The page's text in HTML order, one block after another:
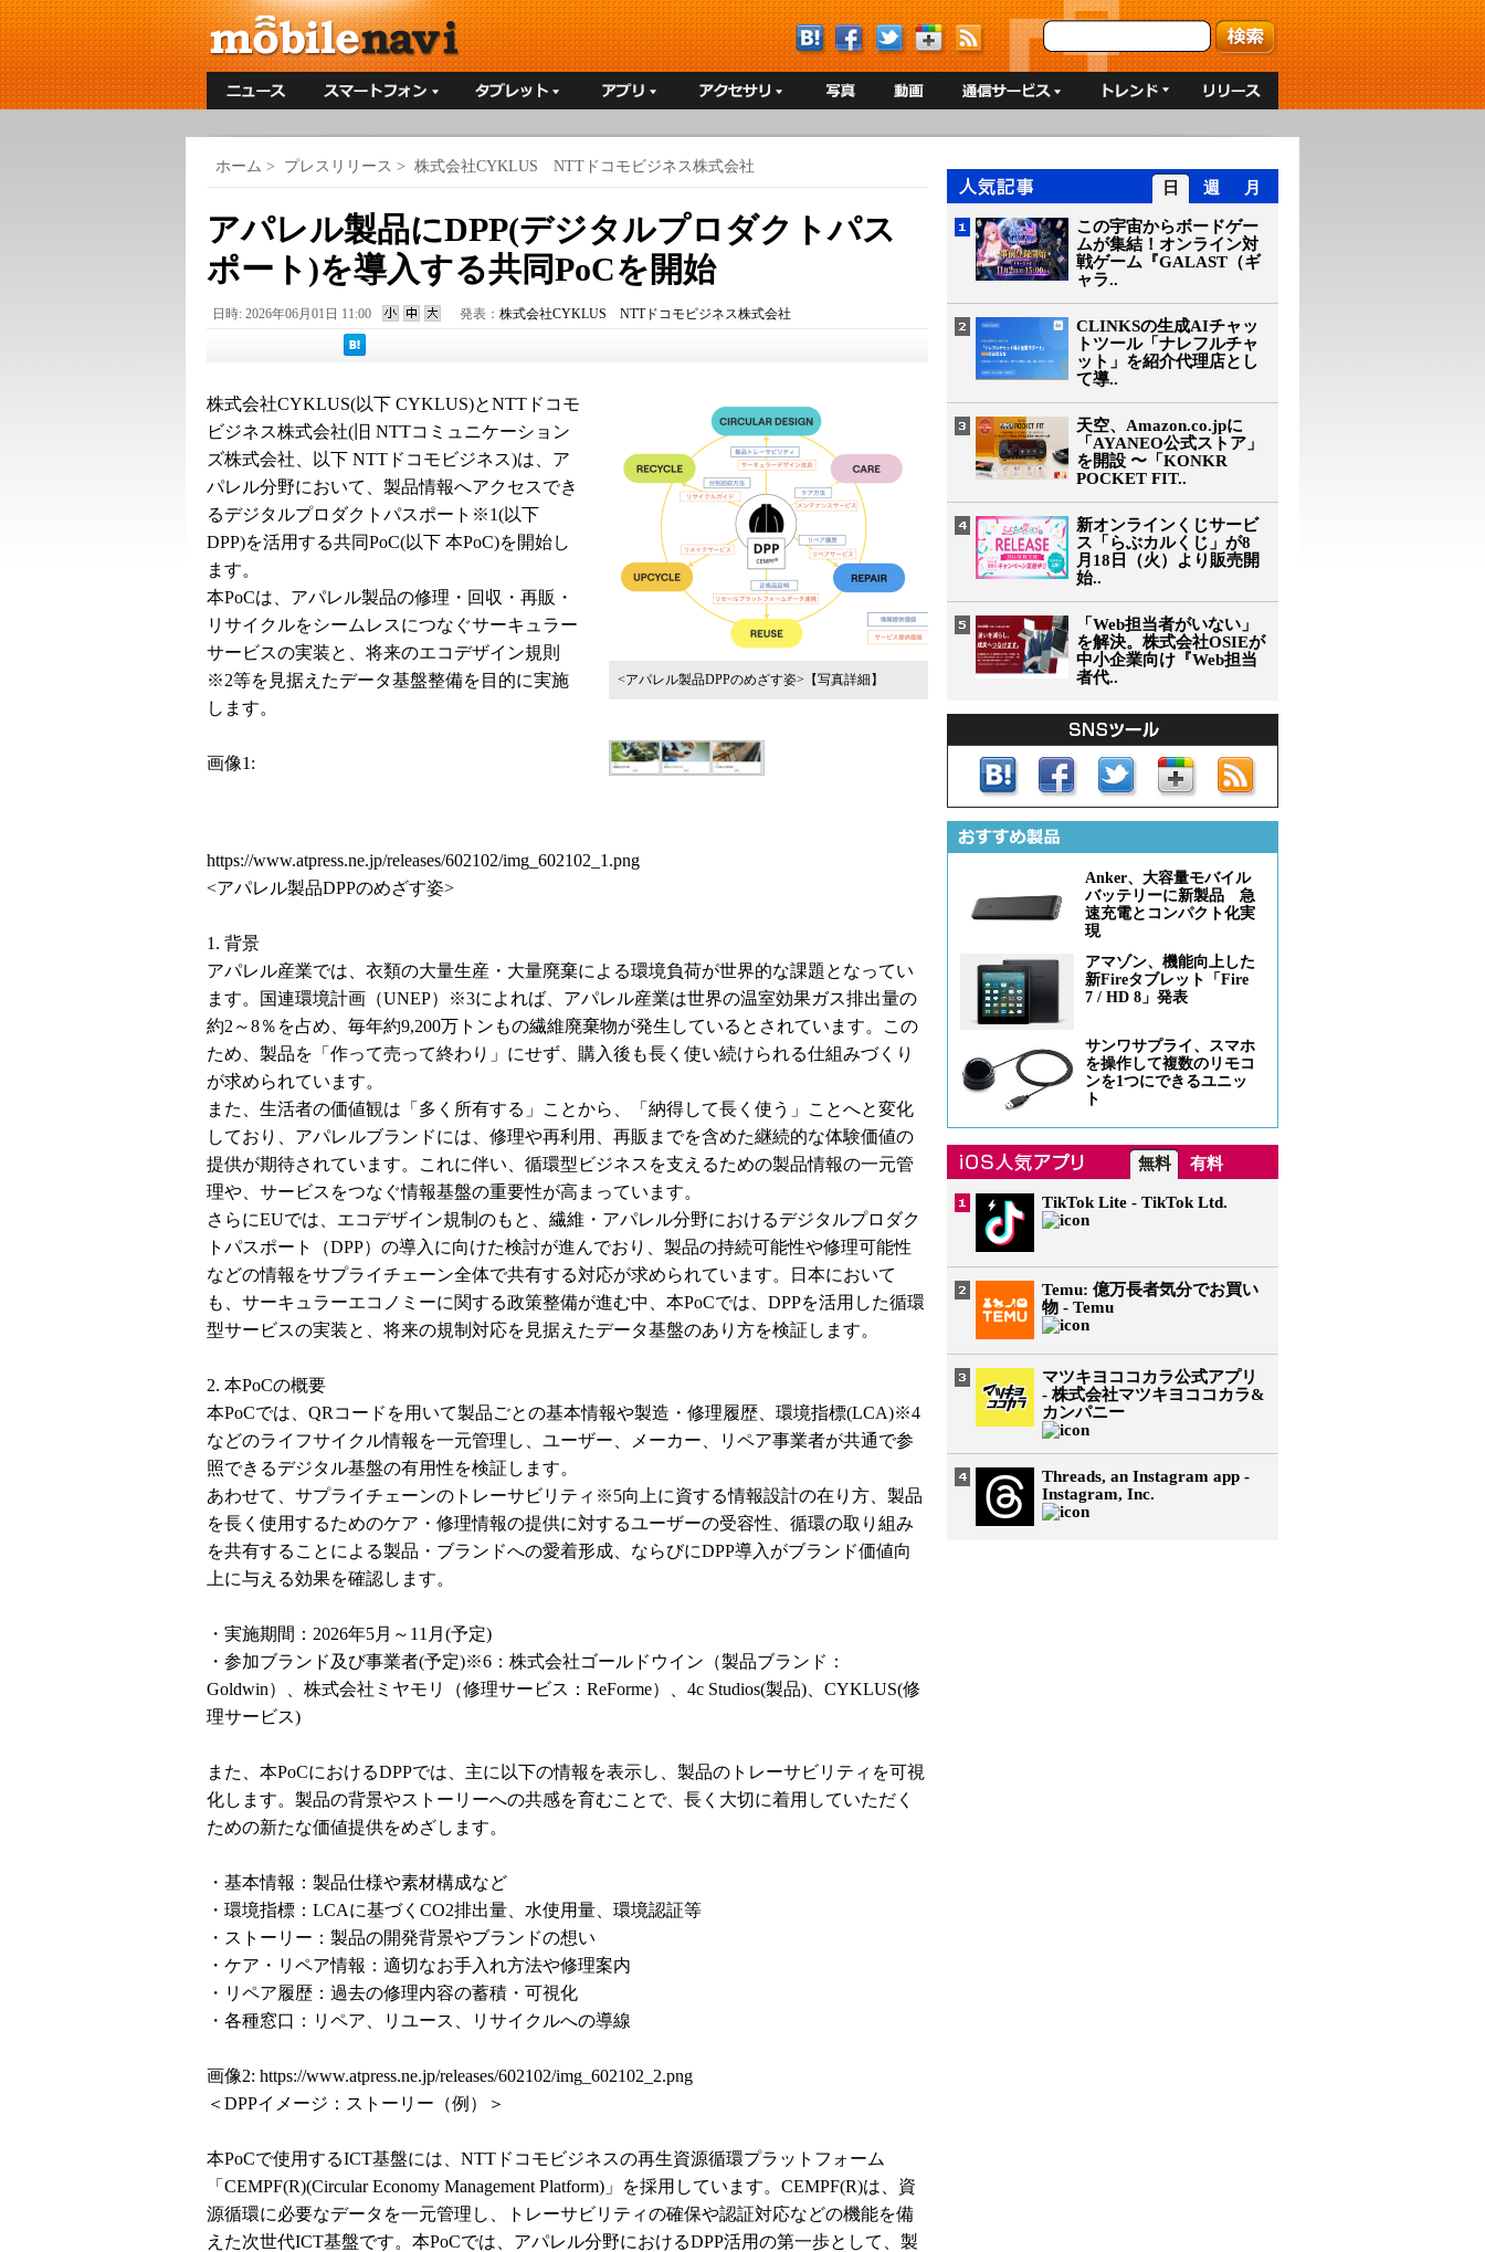
ホーム > プレスリリース > 株式会社CYKLUS NTTドコモビジネス株式会社
アパレル製品にDPP(デジタルプロダクトパス
ポート)を導入する共同PoCを開始
日時: 2026年06月01日 11:00 発表： 株式会社CYKLUS NTTドコモビジネス株式会社
<アパレル製品DPPのめざす姿> 【写真詳細】
株式会社CYKLUS(以下 CYKLUS)とNTTドコモ
ビジネス株式会社(旧 NTTコミュニケーション
ズ株式会社、以下 NTTドコモビジネス)は、ア
パレル分野において、製品情報へアクセスでき
るデジタルプロダクトパスポート※1(以下
DPP)を活用する共同PoC(以下 本PoC)を開始し
ます。
本PoCは、アパレル製品の修理・回収・再販・
リサイクルをシームレスにつなぐサーキュラー
サービスの実装と、将来のエコデザイン規則
※2等を見据えたデータ基盤整備を目的に実施
します。
画像1:
https://www.atpress.ne.jp/releases/602102/img_602102_1.png
<アパレル製品DPPのめざす姿>
1. 背景
アパレル産業では、衣類の大量生産・大量廃棄による環境負荷が世界的な課題となってい
ます。国連環境計画（UNEP）※3によれば、アパレル産業は世界の温室効果ガス排出量の
約2～8％を占め、毎年約9,200万トンもの繊維廃棄物が発生しているとされています。この
ため、製品を「作って売って終わり」にせず、購入後も長く使い続けられる仕組みづくり
が求められています。
また、生活者の価値観は「多く所有する」ことから、「納得して長く使う」ことへと変化
しており、アパレルブランドには、修理や再利用、再販までを含めた継続的な体験価値の
提供が期待されています。これに伴い、循環型ビジネスを支えるための製品情報の一元管
理や、サービスをつなぐ情報基盤の重要性が高まっています。
さらにEUでは、エコデザイン規制のもと、繊維・アパレル分野におけるデジタルプロダク
トパスポート（DPP）の導入に向けた検討が進んでおり、製品の持続可能性や修理可能性
などの情報をサプライチェーン全体で共有する対応が求められています。日本において
も、サーキュラーエコノミーに関する政策整備が進む中、本PoCでは、DPPを活用した循環
型サービスの実装と、将来の規制対応を見据えたデータ基盤のあり方を検証します。
2. 本PoCの概要
本PoCでは、QRコードを用いて製品ごとの基本情報や製造・修理履歴、環境指標(LCA)※4
などのライフサイクル情報を一元管理し、ユーザー、メーカー、リペア事業者が共通で参
照できるデジタル基盤の有用性を検証します。
あわせて、サプライチェーンのトレーサビリティ※5向上に資する情報設計の在り方、製品
を長く使用するためのケア・修理情報の提供に対するユーザーの受容性、循環の取り組み
を共有することによる製品・ブランドへの愛着形成、ならびにDPP導入がブランド価値向
上に与える効果を確認します。
・実施期間：2026年5月～11月(予定)
・参加ブランド及び事業者(予定)※6：株式会社ゴールドウイン（製品ブランド：
Goldwin）、株式会社ミヤモリ（修理サービス：ReForme）、4c Studios(製品)、CYKLUS(修
理サービス)
また、本PoCにおけるDPPでは、主に以下の情報を表示し、製品のトレーサビリティを可視
化します。製品の背景やストーリーへの共感を育むことで、長く大切に着用していただく
ための新たな価値提供をめざします。
・基本情報：製品仕様や素材構成など
・環境指標：LCAに基づくCO2排出量、水使用量、環境認証等
・ストーリー：製品の開発背景やブランドの想い
・ケア・リペア情報：適切なお手入れ方法や修理案内
・リペア履歴：過去の修理内容の蓄積・可視化
・各種窓口：リペア、リユース、リサイクルへの導線
画像2: https://www.atpress.ne.jp/releases/602102/img_602102_2.png
＜DPPイメージ：ストーリー（例）＞
本PoCで使用するICT基盤には、NTTドコモビジネスの再生資源循環プラットフォーム
「CEMPF(R)(Circular Economy Management Platform)」を採用しています。CEMPF(R)は、資
源循環に必要なデータを一元管理し、トレーサビリティの確保や認証対応などの機能を備
えた次世代ICT基盤です。本PoCでは、アパレル分野におけるDPP活用の第一歩として、製
日 週 月
この宇宙からボードゲー
ムが集結！オンライン対
戦ゲーム『GALAST（ギ
ャラ..
CLINKSの生成AIチャッ
トツール「ナレフルチャ
ット」を紹介代理店とし
て導..
天空、Amazon.co.jpに
「AYANEO公式ストア」
を開設 〜「KONKR
POCKET FIT..
新オンラインくじサービ
ス「らぶカルくじ」が8
月18日（火）より販売開
始..
「Web担当者がいない」
を解決。株式会社OSIEが
中小企業向け『Web担当
者代..
Anker、大容量モバイル
バッテリーに新製品 急
速充電とコンパクト化実
現
アマゾン、機能向上した
新Fireタブレット「Fire
7 / HD 8」発表
サンワサプライ、スマホ
を操作して複数のリモコ
ンを1つにできるユニッ
ト
無料 有料
TikTok Lite - TikTok Ltd.
Temu: 億万長者気分でお買い
物 - Temu
マツキヨココカラ公式アプリ
- 株式会社マツキヨココカラ&
カンパニー
Threads, an Instagram app -
Instagram, Inc.